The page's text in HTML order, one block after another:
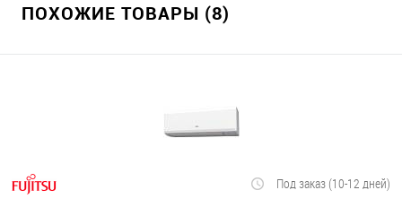
ПОХОЖИЕ ТОВАРЫ (8)
Под заказ (10-12 дней)